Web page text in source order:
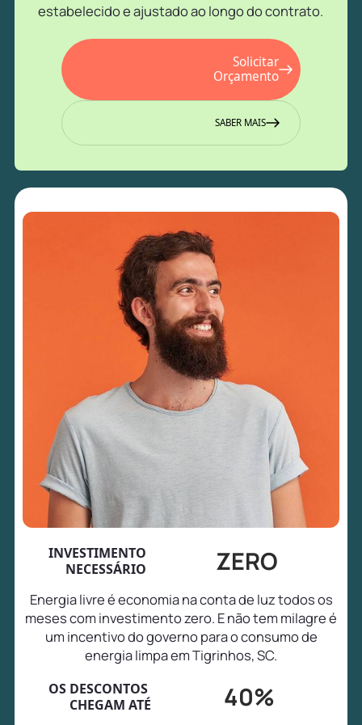
estabelecido e ajustado ao longo do contrato.
Solicitar
Orçamento
SABER MAIS
INVESTIMENTO
NECESSÁRIO
ZERO
Energia livre é economia na conta de luz todos os
meses com investimento zero. E não tem milagre é
um incentivo do governo para o consumo de
energia limpa em Tigrinhos, SC.
OS DESCONTOS
CHEGAM ATÉ
40%